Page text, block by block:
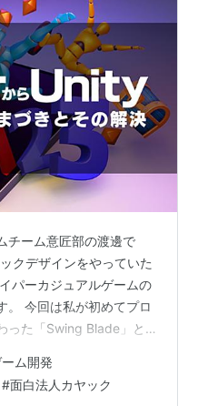
チーム意匠部の渡邊で
クデザインをやっていた
パーカジュアルゲームの
。 今回は私が初めてプロ
った「Swing Blade」とい
程とつまづいたことを覚
。 また、12月はカジュ
ム開発
#面白法人カヤック